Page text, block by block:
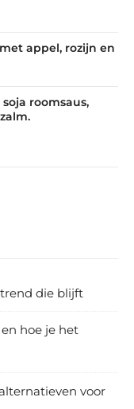
appel, rozijn en
roomsaus,
die blijft
hoe je het
voor